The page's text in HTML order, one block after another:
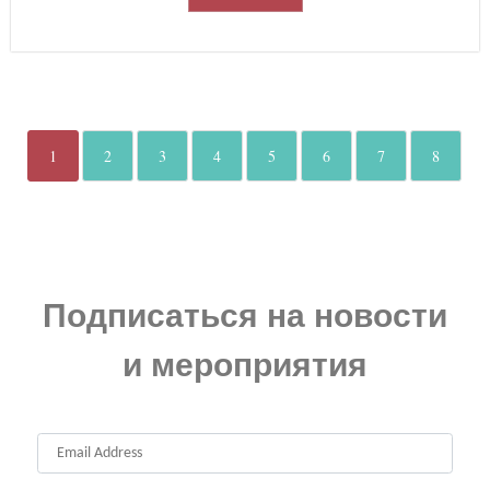
1 2 3 4 5 6 7 8
Подписаться на новости
и мероприятия
Email
Address